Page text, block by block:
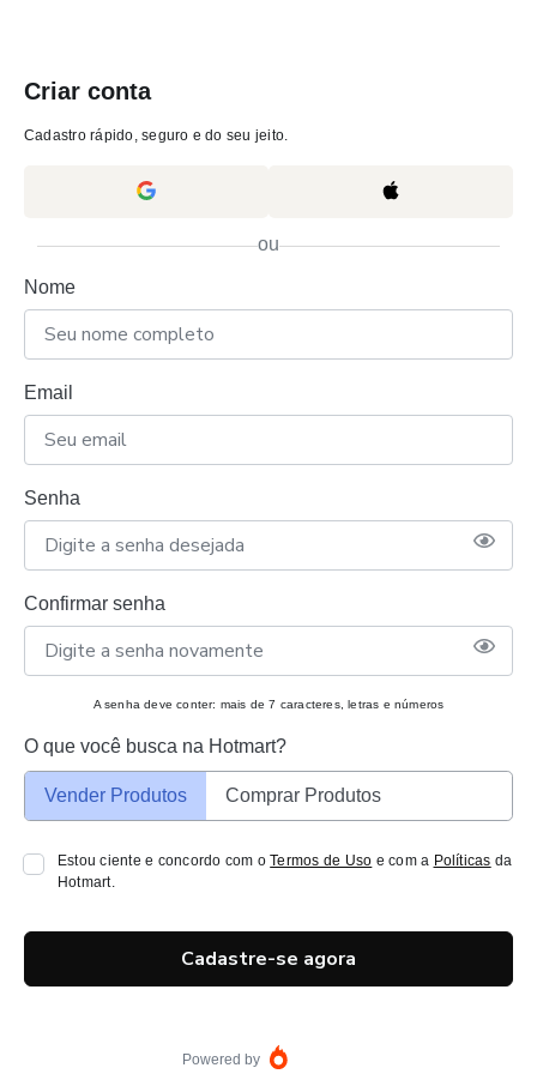
Criar conta
Cadastro rápido, seguro e do seu jeito.
ou
Nome
Email
Senha
Confirmar senha
A senha deve conter: mais de 7 caracteres, letras e números
O que você busca na Hotmart?
Vender Produtos Comprar Produtos
Estou ciente e concordo com oTermos de Uso e com a Políticas da
Hotmart.
Cadastre-se agora
Powered by